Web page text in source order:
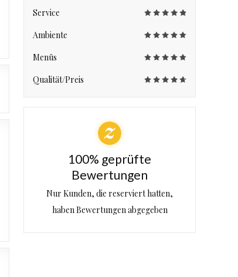
Service
Ambiente
Menüs
Qualität/Preis
100% geprüfte
Bewertungen
Nur Kunden, die reserviert hatten,
haben Bewertungen abgegeben